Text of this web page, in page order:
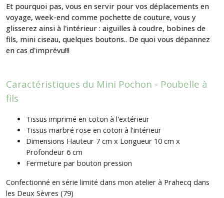
Et pourquoi pas, vous en servir pour vos déplacements en
voyage, week-end comme pochette de couture, vous y
glisserez ainsi à l'intérieur : aiguilles à coudre, bobines de
fils, mini ciseau, quelques boutons.. De quoi vous dépannez
en cas d'imprévu!!!
Caractéristiques du Mini Pochon - Poubelle à
fils
Tissus imprimé en coton à l'extérieur
Tissus marbré rose en coton à l'intérieur
Dimensions Hauteur 7 cm x Longueur 10 cm x
Profondeur 6 cm
Fermeture par bouton pression
Confectionné en série limité dans mon atelier à Prahecq dans
les Deux Sèvres (79)